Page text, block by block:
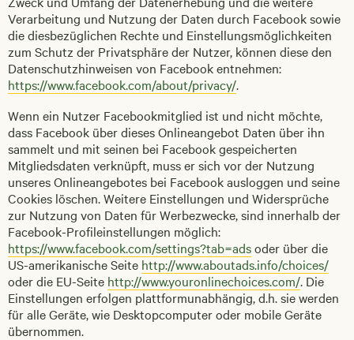
Verarbeitung und Nutzung der Daten durch Facebook sowie
die diesbezüglichen Rechte und Einstellungsmöglichkeiten
zum Schutz der Privatsphäre der Nutzer, können diese den
Datenschutzhinweisen von Facebook entnehmen:
https://www.facebook.com/about/privacy/.
Wenn ein Nutzer Facebookmitglied ist und nicht möchte,
dass Facebook über dieses Onlineangebot Daten über ihn
sammelt und mit seinen bei Facebook gespeicherten
Mitgliedsdaten verknüpft, muss er sich vor der Nutzung
unseres Onlineangebotes bei Facebook ausloggen und seine
Cookies löschen. Weitere Einstellungen und Widersprüche
zur Nutzung von Daten für Werbezwecke, sind innerhalb der
Facebook-Profileinstellungen möglich:
https://www.facebook.com/settings?tab=adsoder über die
US-amerikanische Seite http://www.aboutads.info/choices/
oder die EU-Seite http://www.youronlinechoices.com/. Die
Einstellungen erfolgen plattformunabhängig, d.h. sie werden
für alle Geräte, wie Desktopcomputer oder mobile Geräte
übernommen.